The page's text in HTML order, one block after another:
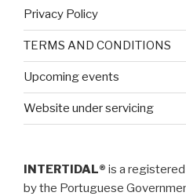
Privacy Policy
TERMS AND CONDITIONS
Upcoming events
Website under servicing
INTERTIDAL® is a
by the Portuguese